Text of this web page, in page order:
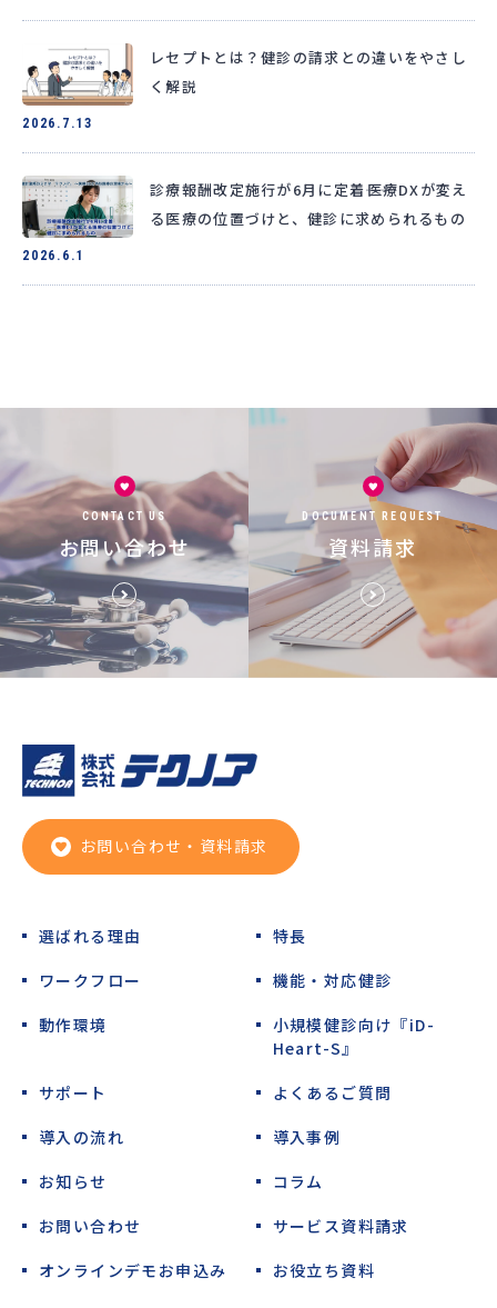
2026.7.13
レセプトとは？健診の請求との違いをやさし
く解説
2026.6.1
診療報酬改定施行が6月に定着――医療DXが変え
る医療の位置づけと、健診に求められるもの
CONTACT US
お問い合わせ
DOCUMENT REQUEST
資料請求
お問い合わせ・資料請求
選ばれる理由
特長
ワークフロー
機能・対応健診
動作環境
小規模健診向け『iD-
Heart-S』
サポート
よくあるご質問
導入の流れ
導入事例
お知らせ
コラム
お問い合わせ
サービス資料請求
オンラインデモお申込み
お役立ち資料